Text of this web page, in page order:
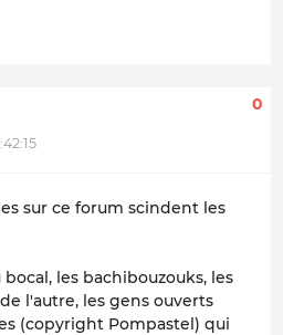
0
sur ce forum scindent les
les bachibouzouks, les
l'autre, les gens ouverts
(copyright Pompastel) qui